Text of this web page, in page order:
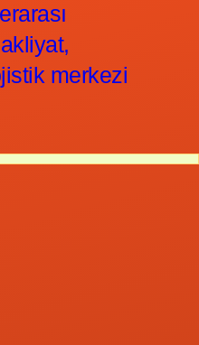
merkezi